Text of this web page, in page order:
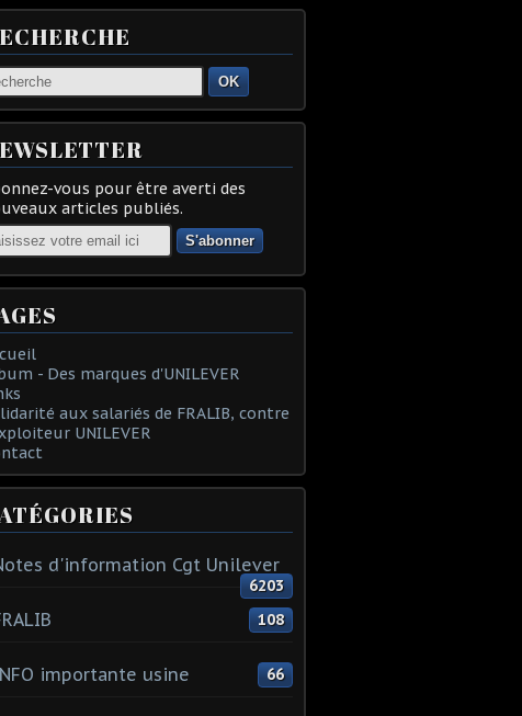
OK
vous pour être averti des
articles publiés.
- Des marques d'UNILEVER
aux salariés de FRALIB, contre
UNILEVER
d'information Cgt Unilever
6203
108
importante usine 66